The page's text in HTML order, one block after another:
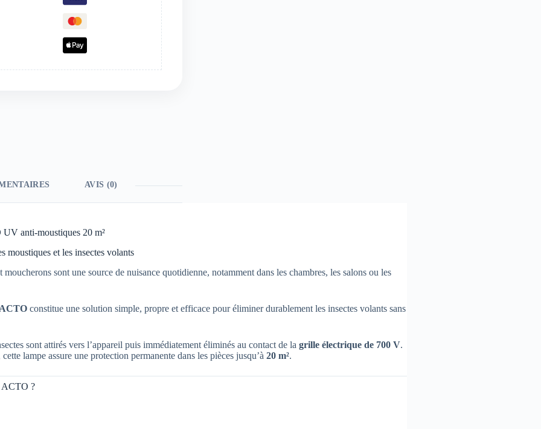
AVIS (0)
anti-moustiques 20 m²
moustiques et les insectes volants
sont une source de nuisance quotidienne, notamment dans les chambres, les salons ou les
constitue une solution simple, propre et efficace pour éliminer durablement les insectes volants sans
sont attirés vers l’appareil puis immédiatement éliminés au contact de la grille électrique de 700 V.
lampe assure une protection permanente dans les pièces jusqu’à 20 m².
ACTO ?